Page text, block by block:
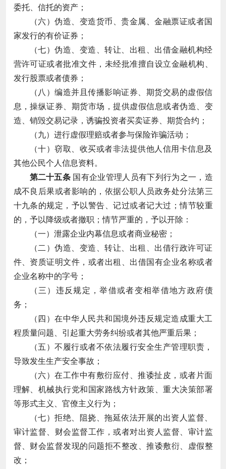
委托、信托的资产；
（六）伪造、变造货币、贵金属、金融票证或者国
家发行的有价证券；
（七）伪造、变造、转让、出租、出借金融机构经
营许可证或者批准文件，未经批准擅自设立金融机构、
发行股票或者债券；
（八）编造并且传播影响证券、期货交易的虚假信
息，操纵证券、期货市场，提供虚假信息或者伪造、变
造、销毁交易记录，诱骗投资者买卖证券、期货合约；
（九）进行虚假理赔或者参与保险诈骗活动；
（十）窃取、收买或者非法提供他人信用卡信息及
其他公民个人信息资料。
第二十五条 国有企业管理人员有下列行为之一，造
成不良后果或者影响的，依据公职人员政务处分法第三
十九条的规定，予以警告、记过或者记大过；情节较重
的，予以降级或者撤职；情节严重的，予以开除：
（一）泄露企业内幕信息或者商业秘密；
（二）伪造、变造、转让、出租、出借行政许可证
件、资质证明文件，或者出租、出借国有企业名称或者
企业名称中的字号；
（三）违反规定，举借或者变相举借地方政府债
务；
（四）在中华人民共和国境外违反规定造成重大工
程质量问题、引起重大劳务纠纷或者其他严重后果；
（五）不履行或者不依法履行安全生产管理职责，
导致发生生产安全事故；
（六）在工作中有敷衍应付、推诿扯皮，或者片面
理解、机械执行党和国家路线方针政策、重大决策部署
等形式主义、官僚主义行为；
（七）拒绝、阻挠、拖延依法开展的出资人监督、
审计监督、财会监督工作，或者对出资人监督、审计监
督、财会监督发现的问题拒不整改、推诿敷衍、虚假整
改；